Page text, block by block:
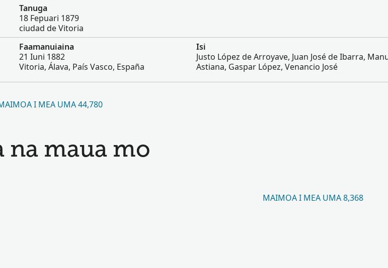
Tanuga
18 Fepuari 1879
ciudad de Vitoria
Faamanuiaina
21 Iuni 1882
Vitoria, Álava, País Vasco, España
Isi
Justo López de Arroyave, Juan José de Ibarra,
Astiana, Gaspar López, Venancio José
I MEA UMA 44,780
na maua mo
MAIMOA I MEA UMA 8,368